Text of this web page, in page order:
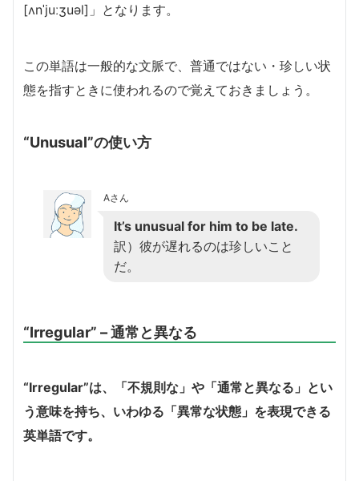
[ʌnˈjuːʒuəl]」となります。
この単語は一般的な文脈で、普通ではない・珍しい状
態を指すときに使われるので覚えておきましょう。
“Unusual”の使い方
Aさん
It’s unusual for him to be late.
訳）彼が遅れるのは珍しいこと
だ。
“Irregular” – 通常と異なる
“Irregular”は、「不規則な」や「通常と異なる」とい
う意味を持ち、いわゆる「異常な状態」を表現できる
英単語です。